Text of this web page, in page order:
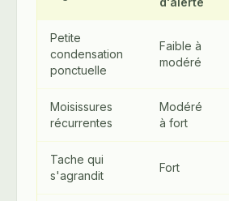
Petite
condensation
ponctuelle
Faible à
modéré
Moisissures
récurrentes
Modéré
à fort
Tache qui
s'agrandit
Fort